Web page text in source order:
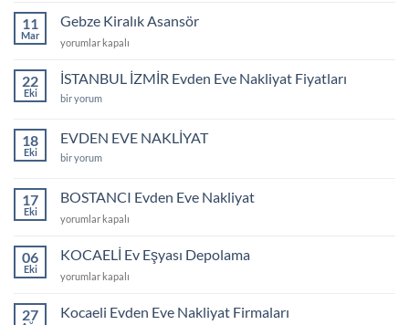
Eve
Fiyatları
11
Mar
Gebze Kiralık Asansör
Gebze
Asansör
yorumlar kapalı
22
Eki
İSTANBUL İZMİR Evden Eve Nakliyat Fiyatları
İSTANBUL
Eve
Nakliyat
Fiyatları
bir yorum
18
Eki
EVDEN EVE NAKLİYAT
EVDEN
için
bir yorum
17
Eki
BOSTANCI Evden Eve Nakliyat
BOSTANCI
Eve
için
yorumlar kapalı
06
Eki
KOCAELİ Ev Eşyası Depolama
KOCAELİ
Eşyası
yorumlar kapalı
27 Kocaeli Evden Eve Nakliyat Firmaları